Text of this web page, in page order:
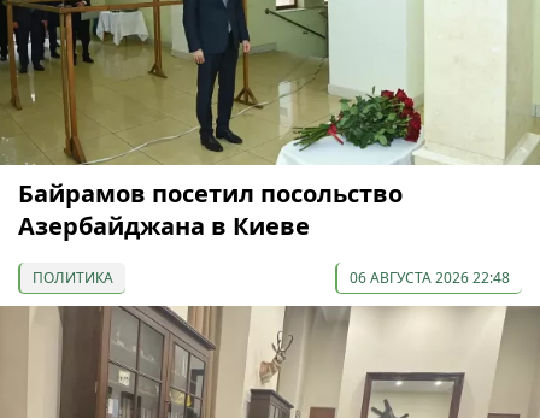
Байрамов посетил посольство
Азербайджана в Киеве
ПОЛИТИКА 06 АВГУСТА 2026 22:48